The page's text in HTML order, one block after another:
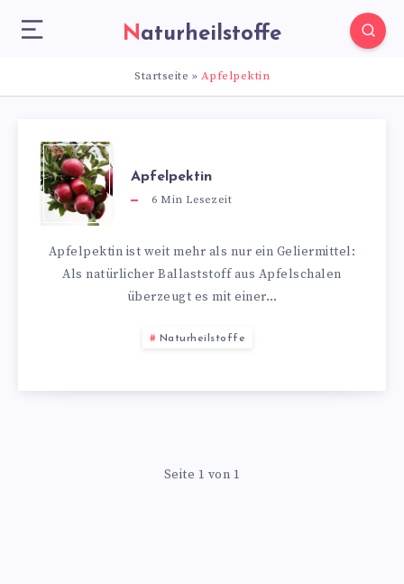
Naturheilstoffe
Startseite » Apfelpektin
Apfelpektin
6 Min Lesezeit
Apfelpektin ist weit mehr als nur ein Geliermittel:
Als natürlicher Ballaststoff aus Apfelschalen
überzeugt es mit einer…
Naturheilstoffe
Seite 1 von 1